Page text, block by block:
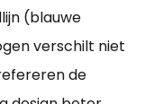
(blauwe
verschilt niet
de